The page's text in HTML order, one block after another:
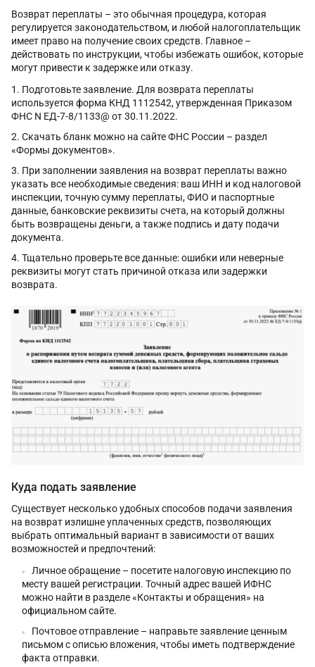
Возврат переплаты – это обычная процедура, которая
регулируется законодательством, и любой налогоплательщик
имеет право на получение своих средств. Главное –
действовать по инструкции, чтобы избежать ошибок, которые
могут привести к задержке или отказу.
Подготовьте заявление. Для возврата переплаты
используется форма КНД 1112542, утвержденная Приказом
ФНС N ЕД-7-8/1133@ от 30.11.2022.
Скачать бланк можно на сайте ФНС России – раздел
«Формы документов».
При заполнении заявления на возврат переплаты важно
указать все необходимые сведения: ваш ИНН и код налоговой
инспекции, точную сумму переплаты, ФИО и паспортные
данные, банковские реквизиты счета, на который должны
быть возвращены деньги, а также подпись и дату подачи
документа.
Тщательно проверьте все данные: ошибки или неверные
реквизиты могут стать причиной отказа или задержки
возврата.
Куда подать заявление
Существует несколько удобных способов подачи заявления
на возврат излишне уплаченных средств, позволяющих
выбрать оптимальный вариант в зависимости от ваших
возможностей и предпочтений:
Личное обращение – посетите налоговую инспекцию по
месту вашей регистрации. Точный адрес вашей ИФНС
можно найти в разделе «Контакты и обращения» на
официальном сайте.
Почтовое отправление – направьте заявление ценным
письмом с описью вложения, чтобы иметь подтверждение
факта отправки.